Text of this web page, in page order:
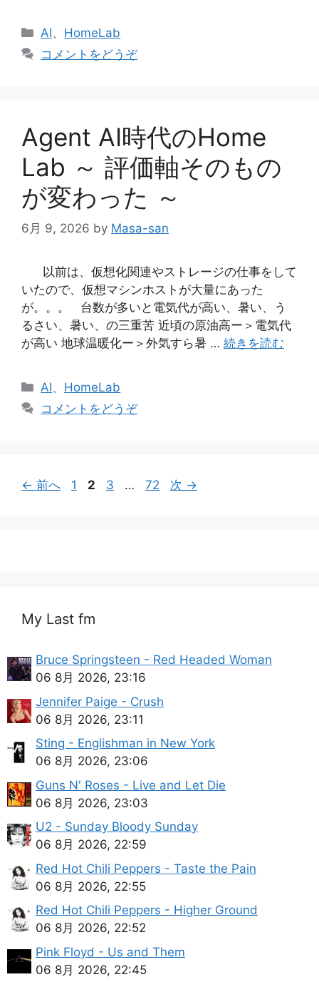
カ
AI、 HomeLab
コメントをどうぞ
Agent AI時代のHome
Lab ～ 評価軸そのもの
が変わった ～
6月 9, 2026 by Masa-san
以前は、仮想化関連やストレージの仕事をして
いたので、仮想マシンホストが大量にあった
が。。。 台数が多いと電気代が高い、暑い、う
るさい、暑い、の三重苦 近頃の原油高ー＞電気代
が高い 地球温暖化ー＞外気すら暑 … 続きを読む
カ
テ
AI、 HomeLab
コメントをどうぞ
← 前へ
ペ
1
ペ
2
ペ
3 …
ペ
72 次 →
My Last fm
Bruce Springsteen - Red Headed Woman
06 8月 2026, 23:16
Jennifer Paige - Crush
06 8月 2026, 23:11
Sting - Englishman in New York
06 8月 2026, 23:06
Guns N' Roses - Live and Let Die
06 8月 2026, 23:03
U2 - Sunday Bloody Sunday
06 8月 2026, 22:59
Red Hot Chili Peppers - Taste the Pain
06 8月 2026, 22:55
Red Hot Chili Peppers - Higher Ground
06 8月 2026, 22:52
Pink Floyd - Us and Them
06 8月 2026, 22:45